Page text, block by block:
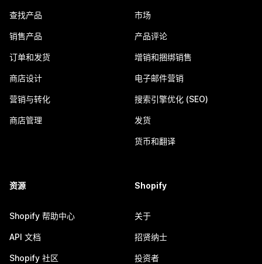
查找产品
销售产品
订单和发货
商店设计
营销与转化
商店管理
市场
产品评论
增销和捆绑销售
电子邮件营销
搜索引擎优化 (SEO)
发货
货币和翻译
资源
Shopify 帮助中心
API 文档
Shopify 社区
Shopify
关于
招贤纳士
投资者